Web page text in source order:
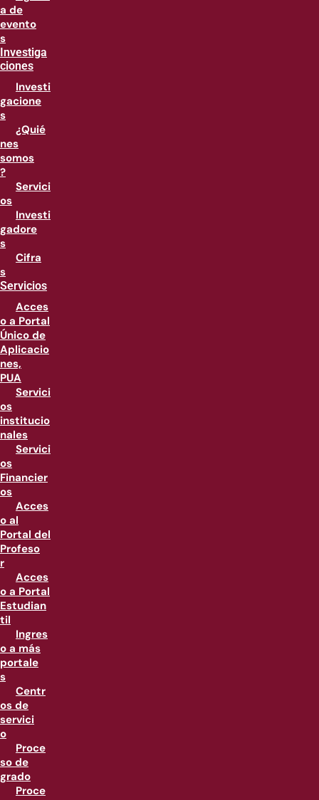
a de
evento
s
Investiga
ciones
Investi
gacione
s
¿Quié
nes
somos
?
Servici
os
Investi
gadore
s
Cifra
s
Servicios
Acces
o a Portal
Único de
Aplicacio
nes,
PUA
Servici
os
institucio
nales
Servici
os
Financier
os
Acces
o al
Portal del
Profeso
r
Acces
o a Portal
Estudian
til
Ingres
o a más
portale
s
Centr
os de
servici
o
Proce
so de
grado
Proce